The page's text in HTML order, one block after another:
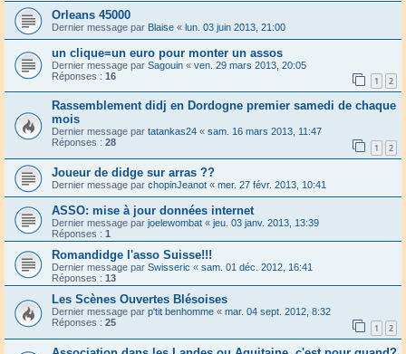
Orleans 45000
Dernier message par Blaise « lun. 03 juin 2013, 21:00
un clique=un euro pour monter un assos
Dernier message par Sagouin « ven. 29 mars 2013, 20:05
Réponses : 16 1 2
Rassemblement didj en Dordogne premier samedi de chaque
mois
Dernier message par tatankas24 « sam. 16 mars 2013, 11:47
Réponses : 28 1 2
Joueur de didge sur arras ??
Dernier message par chopinJeanot « mer. 27 févr. 2013, 10:41
ASSO: mise à jour données internet
Dernier message par joelewombat « jeu. 03 janv. 2013, 13:39
Réponses : 1
Romandidge l'asso Suisse!!!
Dernier message par Swisseric « sam. 01 déc. 2012, 16:41
Réponses : 13
Les Scènes Ouvertes Blésoises
Dernier message par p'tit benhomme « mar. 04 sept. 2012, 8:32
Réponses : 25 1 2